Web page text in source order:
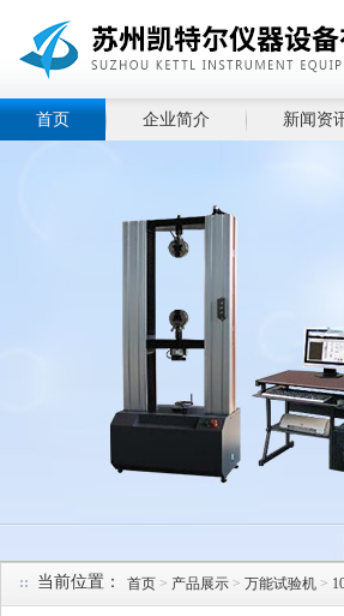
首页 企业简介 新闻资
当前位置： 首页 > 产品展示 > 万能试验机 >